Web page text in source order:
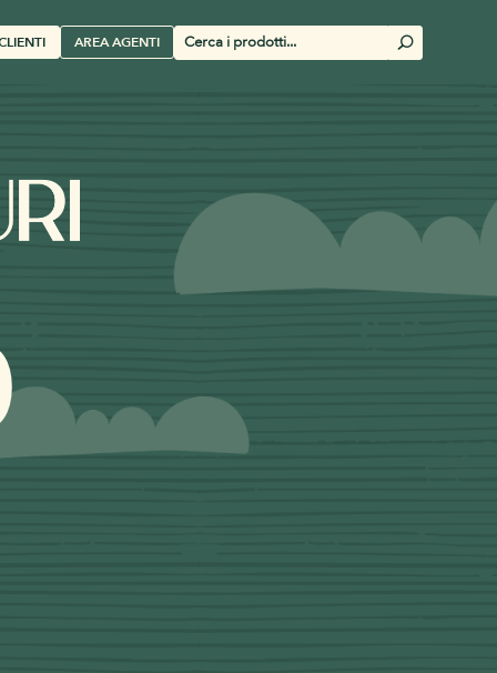
AREA AGENTI
Cerca
prodotti
U